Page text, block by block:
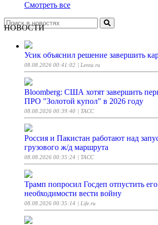
Смотреть все
НОВОСТИ
Усик объяснил решение завершить
08.08.2026 00:41:02 | Lenta.ru
Bloomberg: США хотят завершить
ПРО "Золотой купол" в 2026 году
08.08.2026 00:39:40 | ТАСС
Россия и Пакистан работают над
грузового ж/д маршрута
08.08.2026 00:35:24 | ТАСС
Трамп попросил Госдеп отпустить
необходимости вести войну
08.08.2026 00:35:14 | Life.ru